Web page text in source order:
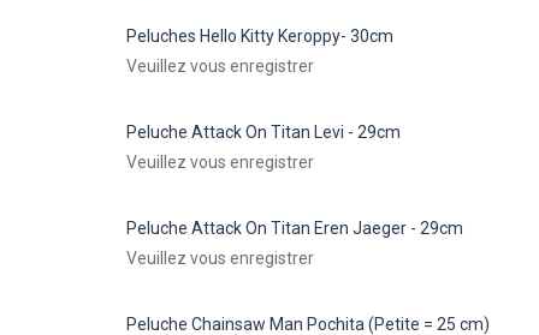
Peluches Hello Kitty Keroppy- 30cm
Veuillez vous enregistrer
Peluche Attack On Titan Levi - 29cm
Veuillez vous enregistrer
Peluche Attack On Titan Eren Jaeger - 29cm
Veuillez vous enregistrer
Peluche Chainsaw Man Pochita (Petite = 25 cm)